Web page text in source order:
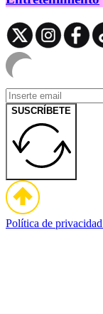
SUSCRÍBETE
Política de privacidad